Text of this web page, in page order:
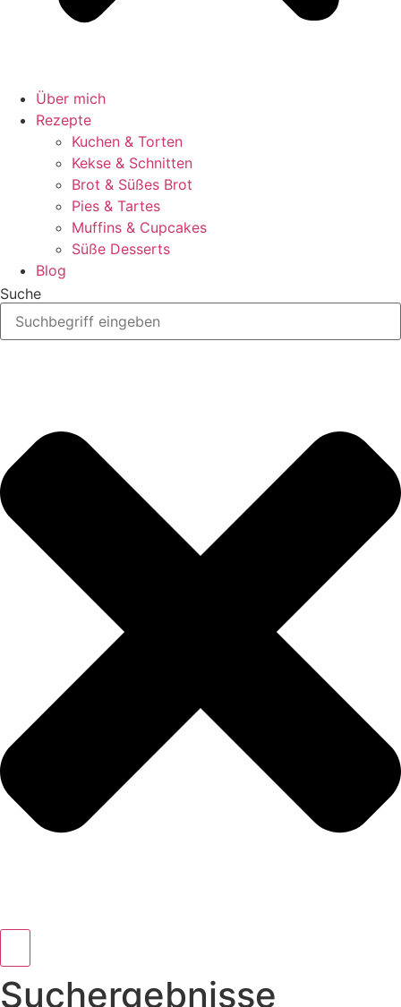
Über mich
Rezepte
Kuchen & Torten
Kekse & Schnitten
Brot & Süßes Brot
Pies & Tartes
Muffins & Cupcakes
Süße Desserts
Blog
Suche
Suchergebnisse